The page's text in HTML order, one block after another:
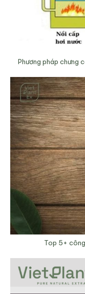
Phương pháp chưng
Top 5+